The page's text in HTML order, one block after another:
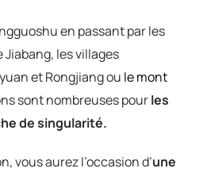
en passant par les
les villages
et Rongjiang ou le mont
sont nombreuses pourles
de singularité.
vous aurez l’occasion d’une